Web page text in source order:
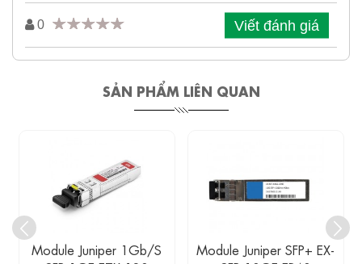
0 Viết đánh giá
SẢN PHẨM LIÊN QUAN
Module Juniper 1Gb/s
Module Juniper SFP+ EX-